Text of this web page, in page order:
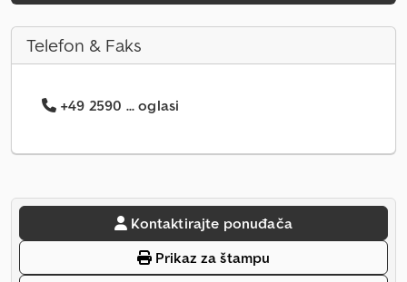
Telefon & Faks
+49 2590 ... oglasi
Kontaktirajte ponuđača
Prikaz za štampu